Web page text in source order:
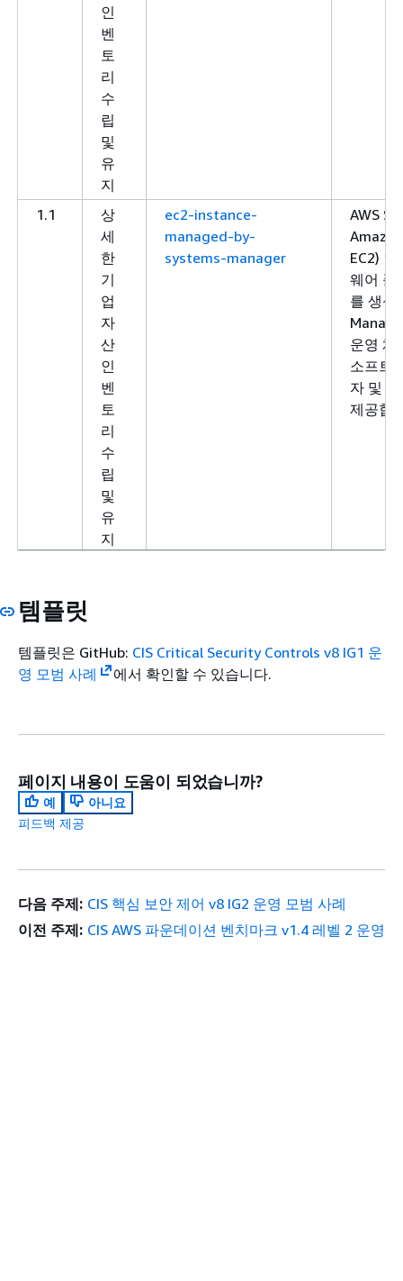
인
벤
토
리
수
립
및
유
지
1.1
상
세
한
기
업
자
산
인
벤
토
리
수
립
및
유
지
ec2-instance-
managed-by-
systems-manager
AWS
EC2)
웨어 플
를 생성
운영 체
소프트
자 및
제공합
업
자
리
수
유
check
스턴스
1.1
상
ec2-security-group-
이 규칙
템플릿
템플릿은 GitHub: CIS Critical Security Controls v8 IG1 운
영 모범 사례
에서 확인할 수 있습니다.
페이지 내용이 도움이 되었습니까?
예
아니요
피드백 제공
다음 주제: CIS 핵심 보안 제어 v8 IG2 운영 모범 사례
이전 주제: CIS AWS 파운데이션 벤치마크 v1.4 레벨 2 운영